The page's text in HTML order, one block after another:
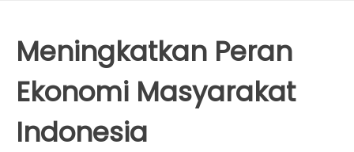
Meningkatkan Peran
Ekonomi Masyarakat
Indonesia